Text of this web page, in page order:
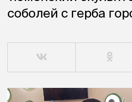
соболей с герба